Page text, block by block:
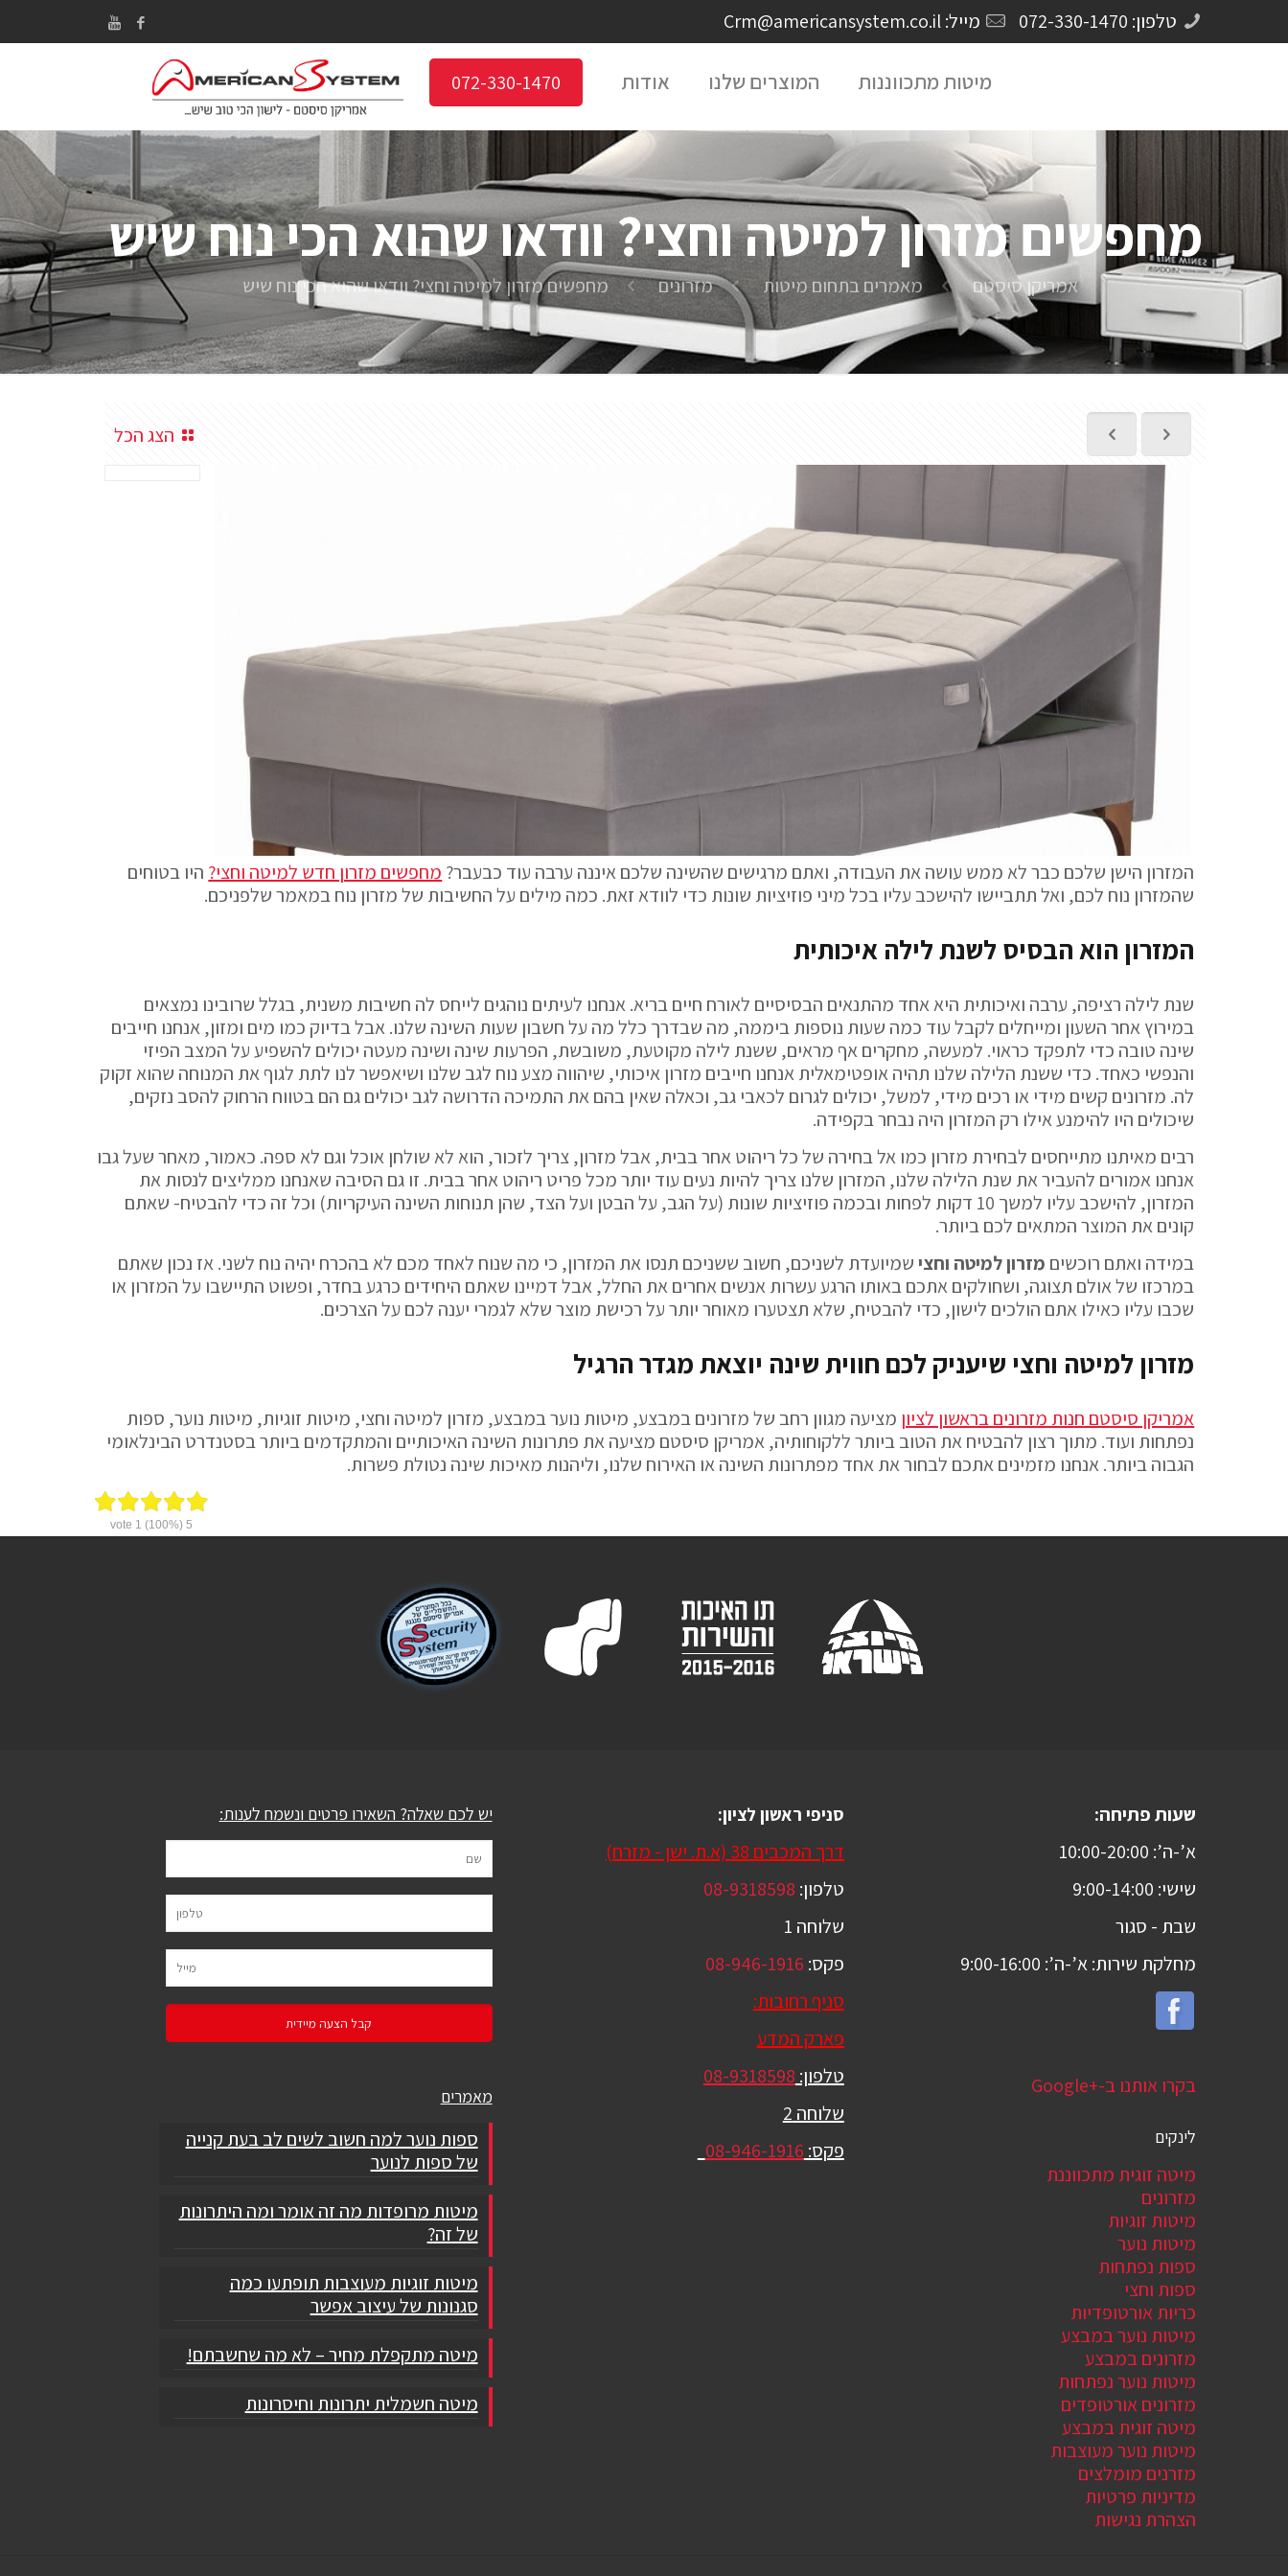
טלפון: 072-330-1470 מייל: Crm@americansystem.co.il
מיטות מתכווננות המוצרים שלנו אודות 072-330-1470
מחפשים מזרון למיטה וחצי? וודאו שהוא הכי נוח שיש
אמריקן סיסטם מאמרים בתחום מיטות מזרונים מחפשים מזרון למיטה וחצי? וודאו שהוא הכי נוח שיש
הצג הכל
המזרון הישן שלכם כבר לא ממש עושה את העבודה, ואתם מרגישים שהשינה שלכם איננה ערבה עוד כבעבר? מחפשים מזרון חדש למיטה וחצי? היו בטוחים
שהמזרון נוח לכם, ואל תתביישו להישכב עליו בכל מיני פוזיציות שונות כדי לוודא זאת. כמה מילים על החשיבות של מזרון נוח במאמר שלפניכם.
המזרון הוא הבסיס לשנת לילה איכותית
שנת לילה רציפה, ערבה ואיכותית היא אחד מהתנאים הבסיסיים לאורח חיים בריא. אנחנו לעיתים נוהגים לייחס לה חשיבות משנית, בגלל שרובינו נמצאים
במירוץ אחר השעון ומייחלים לקבל עוד כמה שעות נוספות ביממה, מה שבדרך כלל מה על חשבון שעות השינה שלנו. אבל בדיוק כמו מים ומזון, אנחנו חייבים
שינה טובה כדי לתפקד כראוי. למעשה, מחקרים אף מראים, ששנת לילה מקוטעת, משובשת, הפרעות שינה ושינה מעטה יכולים להשפיע על המצב הפיזי
והנפשי כאחד. כדי ששנת הלילה שלנו תהיה אופטימאלית אנחנו חייבים מזרון איכותי, שיהווה מצע נוח לגב שלנו ושיאפשר לנו לתת לגוף את המנוחה שהוא זקוק
לה. מזרונים קשים מידי או רכים מידי, למשל, יכולים לגרום לכאבי גב, וכאלה שאין בהם את התמיכה הדרושה לגב יכולים גם הם בטווח הרחוק להסב נזקים,
שיכולים היו להימנע אילו רק המזרון היה נבחר בקפידה.
רבים מאיתנו מתייחסים לבחירת מזרון כמו אל בחירה של כל ריהוט אחר בבית, אבל מזרון, צריך לזכור, הוא לא שולחן אוכל וגם לא ספה. כאמור, מאחר שעל גבו
אנחנו אמורים להעביר את שנת הלילה שלנו, המזרון שלנו צריך להיות נעים עוד יותר מכל פריט ריהוט אחר בבית. זו גם הסיבה שאנחנו ממליצים לנסות את
המזרון, להישכב עליו למשך 10 דקות לפחות ובכמה פוזיציות שונות (על הגב, על הבטן ועל הצד, שהן תנוחות השינה העיקריות) וכל זה כדי להבטיח- שאתם
קונים את המוצר המתאים לכם ביותר.
במידה ואתם רוכשים מזרון למיטה וחצישמיועדת לשניכם, חשוב ששניכם תנסו את המזרון, כי מה שנוח לאחד מכם לא בהכרח יהיה נוח לשני. אז נכון שאתם
במרכזו של אולם תצוגה, ושחולקים אתכם באותו הרגע עשרות אנשים אחרים את החלל, אבל דמיינו שאתם היחידים כרגע בחדר, ופשוט התיישבו על המזרון או
שכבו עליו כאילו אתם הולכים לישון, כדי להבטיח, שלא תצטערו מאוחר יותר על רכישת מוצר שלא לגמרי יענה לכם על הצרכים.
מזרון למיטה וחצי שיעניק לכם חווית שינה יוצאת מגדר הרגיל
אמריקן סיסטם חנות מזרונים בראשון לציון מציעה מגוון רחב של מזרונים במבצע, מיטות נוער במבצע, מזרון למיטה וחצי, מיטות זוגיות, מיטות נוער, ספות
נפתחות ועוד. מתוך רצון להבטיח את הטוב ביותר ללקוחותיה, אמריקן סיסטם מציעה את פתרונות השינה האיכותיים והמתקדמים ביותר בסטנדרט הבינלאומי
הגבוה ביותר. אנחנו מזמינים אתכם לבחור את אחד מפתרונות השינה או האירוח שלנו, וליהנות מאיכות שינה נטולת פשרות.
5
(100%)
1
שעות פתיחה:
א’-ה’: 10:00-20:00
שישי: 9:00-14:00
שבת - סגור
מחלקת שירות: א’-ה’: 9:00-16:00
בקרו אותנו ב-Google+‎
לינקים
מיטה זוגית מתכווננת
מזרונים
מיטות זוגיות
מיטות נוער
ספות נפתחות
ספות וחצי
כריות אורטופדיות
מיטות נוער במבצע
מזרונים במבצע
מיטות נוער נפתחות
מזרונים אורטופדים
מיטה זוגית במבצע
מיטות נוער מעוצבות
מזרנים מומלצים
מדיניות פרטיות
הצהרת נגישות
סניפי ראשון לציון:
דרך המכבים 38 (א.ת. ישן - מזרח)
טלפון: 08-9318598
שלוחה 1
פקס: 08-946-1916
סניף רחובות:
פארק המדע
טלפון: 08-9318598
שלוחה 2
פקס: 08-946-1916
יש לכם שאלה? השאירו פרטים ונשמח לענות:
מאמרים
ספות נוער למה חשוב לשים לב בעת קנייה
של ספות לנוער
מיטות מרופדות מה זה אומר ומה היתרונות
של זה?
מיטות זוגיות מעוצבות תופתעו כמה
סגנונות של עיצוב אפשר
מיטה מתקפלת מחיר – לא מה שחשבתם!
מיטה חשמלית יתרונות וחיסרונות